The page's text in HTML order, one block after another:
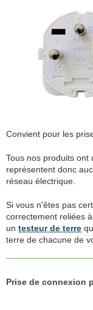
Convient pour les
Tous nos produits ont
représentent donc
réseau électrique.
Si vous n'êtes pas
correctement reliées
un testeur de terre
terre de chacune de
Prise de connexion